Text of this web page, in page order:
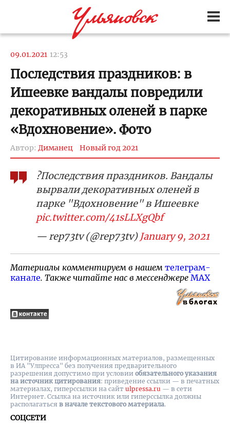
09.01.2021 12:53
Последствия праздников: в
Ишеевке вандалы повредили
декоративных оленей в парке
«Вдохновение». Фото
Автор: Диманец Новый год 2021
?Последствия праздников. Вандалы
вырвали декоративных оленей в
парке "Вдохновение" в Ишеевке
pic.twitter.com/41sLLXgQbf
— rep73tv (@rep73tv) January 9, 2021
Материалы комментируем в нашем телеграм-
канале. Также читайте нас в мессенджере MAX
СОЦСЕТИ
Цитирование информационных материалов, размещенных
в ИА "Улпресса" без получения предварительного
разрешения допустимо при условии обязательного указания
на источник цитирования: приведение ссылки — в печатных
материалах, гиперссылки на cайт ulpressa.ru — в сети
Интернет. Ссылка на источник или гиперссылка должны
располагаться в начале текстового материала.